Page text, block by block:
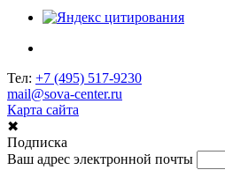
Тел: +7 (495) 517-9230
mail@sova-center.ru
Карта сайта
✖
Подписка
Ваш адрес электронной почты